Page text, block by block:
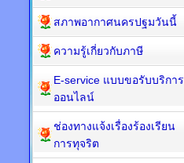
สภาพอากาศนครปฐมวันนี้
ความรู้เกี่ยวกับภาษี
E-service แบบขอรับบริการ
ออนไลน์
ช่องทางแจ้งเรื่องร้องเรียน
การทุจริต